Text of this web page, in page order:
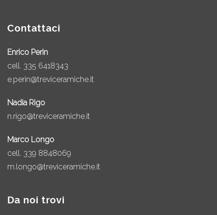
Contattaci
Enrico Perin
cell. 335 6418343
e.perin@treviceramiche.it
Nadia Rigo
n.rigo@treviceramiche.it
Marco Longo
cell. 339 8848069
m.longo@treviceramiche.it
Da noi trovi